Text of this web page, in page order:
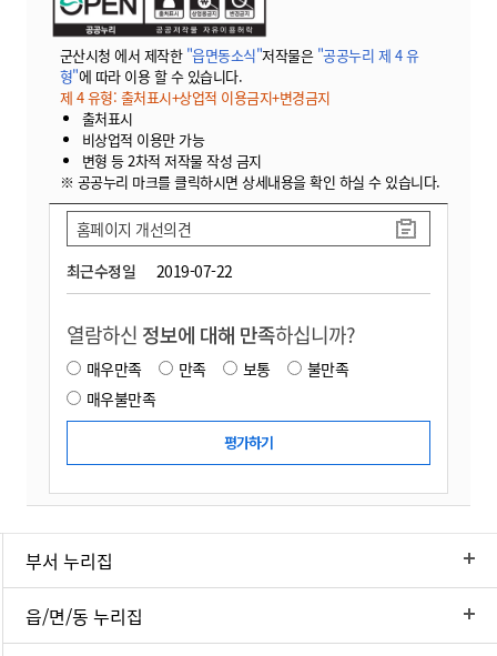
군산시청 에서 제작한 "읍면동소식"저작물은 "공공누리 제 4 유
형"에 따라 이용 할 수 있습니다.
제 4 유형: 출처표시+상업적 이용금지+변경금지
출처표시
비상업적 이용만 가능
변형 등 2차적 저작물 작성 금지
※ 공공누리 마크를 클릭하시면 상세내용을 확인 하실 수 있습니다.
최근수정일 2019-07-22
홈페이지 개선의견
열람하신 정보에 대해 만족하십니까?
매우만족 만족 보통
불만족
매우불만족
부서 누리집
읍/면/동 누리집